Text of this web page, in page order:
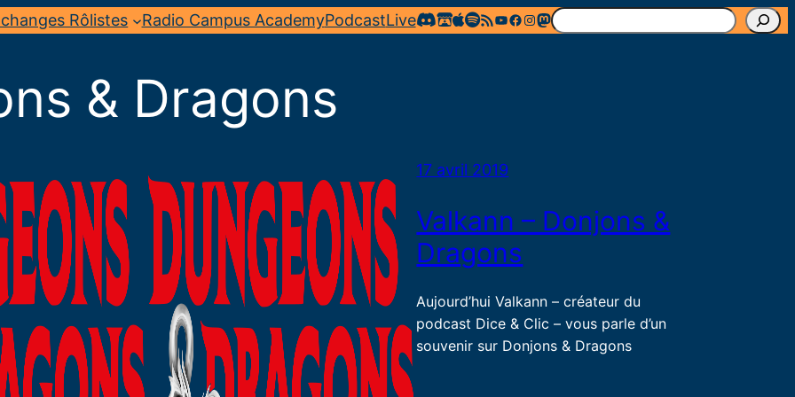
Rôlistes Radio Campus AcademyPodcastLive Flux RSS YouTube Facebook InstagramMastodon R
e
& Dragons
17 avril 2019
Valkann – Donjons &
Dragons
Aujourd’hui Valkann – créateur du
podcast Dice & Clic – vous parle d’un
souvenir sur Donjons & Dragons